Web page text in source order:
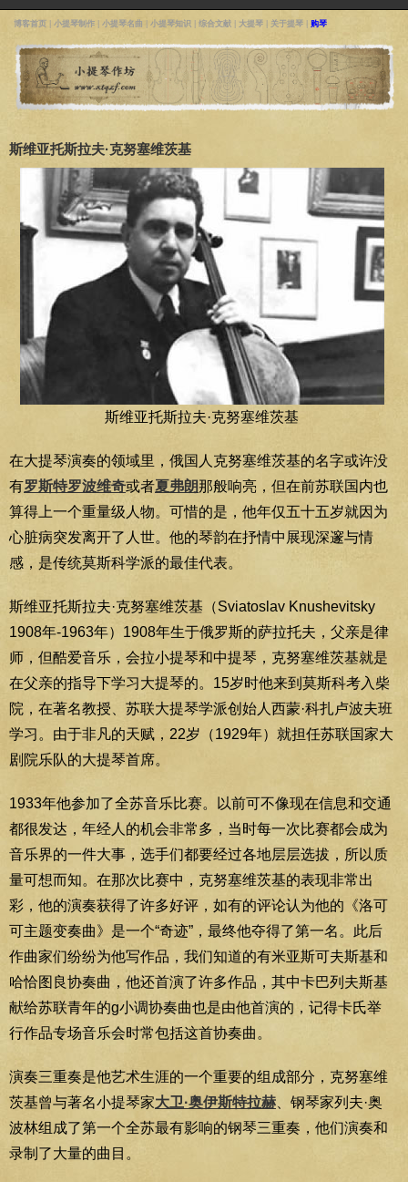
博客首页 小提琴制作 小提琴名曲 小提琴知识 综合文献 大提琴 关于提琴 购琴
斯维亚托斯拉夫·克努塞维茨基
斯维亚托斯拉夫·克努塞维茨基
在大提琴演奏的领域里，俄国人克努塞维茨基的名字或许没
有罗斯特罗波维奇或者夏弗朗那般响亮，但在前苏联国内也
算得上一个重量级人物。可惜的是，他年仅五十五岁就因为
心脏病突发离开了人世。他的琴韵在抒情中展现深邃与情
感，是传统莫斯科学派的最佳代表。
斯维亚托斯拉夫·克努塞维茨基（Sviatoslav Knushevitsky
1908年-1963年）1908年生于俄罗斯的萨拉托夫，父亲是律
师，但酷爱音乐，会拉小提琴和中提琴，克努塞维茨基就是
在父亲的指导下学习大提琴的。15岁时他来到莫斯科考入柴
院，在著名教授、苏联大提琴学派创始人西蒙·科扎卢波夫班
学习。由于非凡的天赋，22岁（1929年）就担任苏联国家大
剧院乐队的大提琴首席。
1933年他参加了全苏音乐比赛。以前可不像现在信息和交通
都很发达，年经人的机会非常多，当时每一次比赛都会成为
音乐界的一件大事，选手们都要经过各地层层选拔，所以质
量可想而知。在那次比赛中，克努塞维茨基的表现非常出
彩，他的演奏获得了许多好评，如有的评论认为他的《洛可
可主题变奏曲》是一个“奇迹”，最终他夺得了第一名。此后
作曲家们纷纷为他写作品，我们知道的有米亚斯可夫斯基和
哈恰图良协奏曲，他还首演了许多作品，其中卡巴列夫斯基
献给苏联青年的g小调协奏曲也是由他首演的，记得卡氏举
行作品专场音乐会时常包括这首协奏曲。
演奏三重奏是他艺术生涯的一个重要的组成部分，克努塞维
茨基曾与著名小提琴家大卫·奥伊斯特拉赫 、钢琴家列夫·奥
波林组成了第一个全苏最有影响的钢琴三重奏，他们演奏和
录制了大量的曲目。